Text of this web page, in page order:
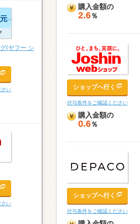
購入金額の
2.6％
ショップへ行く
付与条件をご確認ください
購入金額の
0.6％
ショップへ行く
付与条件をご確認ください
(ヤフー シ
さい
さい